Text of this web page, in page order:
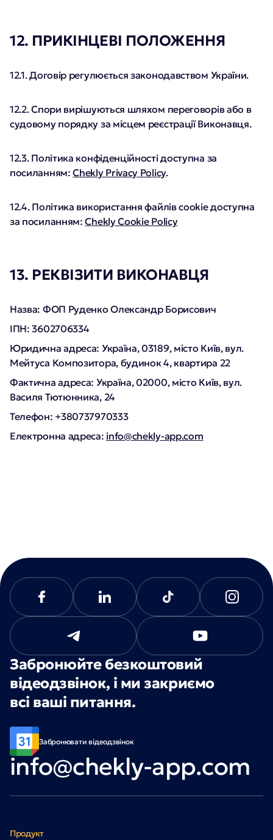
12. ПРИКІНЦЕВІ ПОЛОЖЕННЯ
12.1. Договір регулюється законодавством України.
12.2. Спори вирішуються шляхом переговорів або в
судовому порядку за місцем реєстрації Виконавця.
12.3. Політика конфіденційності доступна за
посиланням:Chekly Privacy Policy.
12.4. Політика використання файлів cookie доступна
за посиланням:Chekly Cookie Policy
13. РЕКВІЗИТИ ВИКОНАВЦЯ
Назва: ФОП Руденко Олександр Борисович
ІПН: 3602706334
Юридична адреса: Україна, 03189, місто Київ, вул.
Мейтуса Композитора, будинок 4, квартира 22
Фактична адреса: Україна, 02000, місто Київ, вул.
Василя Тютюнника, 24
Телефон: +380737970333
Електронна адреса: info@chekly-app.com
Забронюйте безкоштовий
відеодзвінок, і ми закриємо
всі ваші питання.
Забронювати відеодзвінок
info@chekly-app.com
Продукт